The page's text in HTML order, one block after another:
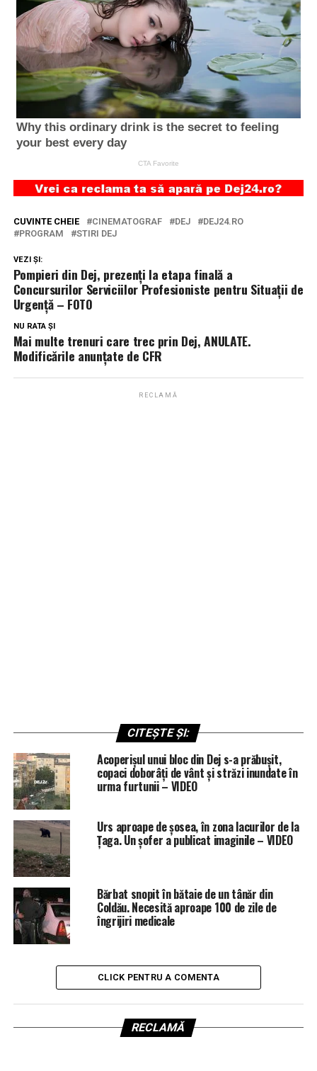
CUVINTE CHEIE CINEMATOGRAF DEJ
DEJ24.RO
PROGRAM
STIRI DEJ
VEZI ȘI:
Pompieri din Dej, prezenți la etapa finală a
Concursurilor Serviciilor Profesioniste pentru Situații de
Urgență – FOTO
NU RATA ȘI
Mai multe trenuri care trec prin Dej, ANULATE.
Modificările anunțate de CFR
RECLAMĂ
CITEȘTE ȘI:
Acoperișul unui bloc din Dej s-a prăbușit,
copaci doborâți de vânt și străzi inundate în
urma furtunii – VIDEO
Urs aproape de șosea, în zona lacurilor de la
Țaga. Un șofer a publicat imaginile – VIDEO
Bărbat snopit în bătaie de un tânăr din
Coldău. Necesită aproape 100 de zile de
îngrijiri medicale
CLICK PENTRU A COMENTA
RECLAMĂ